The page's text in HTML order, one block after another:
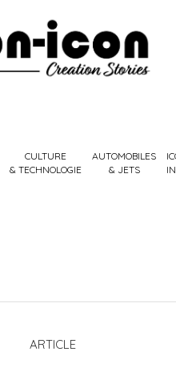
CULTURE
& TECHNOLOGIE
AUTOMOBILES
& JETS
ARTICLE